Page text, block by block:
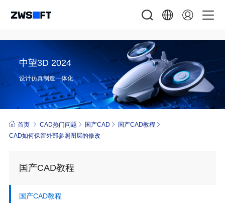
中望3D 2024
设计仿真制造一体化
首页 CAD热门问题 国产CAD
国产CAD教程
CAD如何保留外部参照图层的修改
国产CAD教程
国产CAD教程